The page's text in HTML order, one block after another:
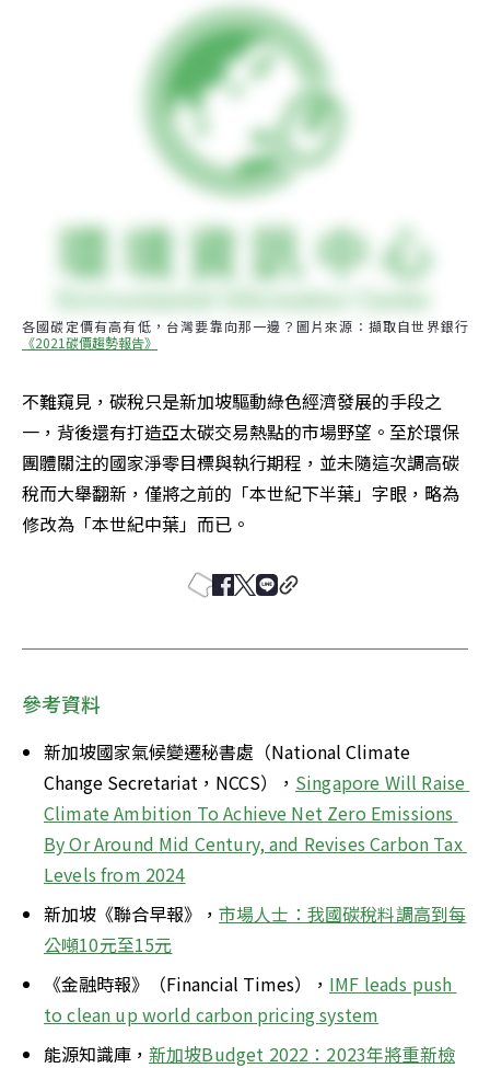
各國碳定價有高有低，台灣要靠向那一邊？圖片來源：擷取自世界銀行
《2021碳價趨勢報告》
不難窺見，碳稅只是新加坡驅動綠色經濟發展的手段之
一，背後還有打造亞太碳交易熱點的市場野望。至於環保
團體關注的國家淨零目標與執行期程，並未隨這次調高碳
稅而大舉翻新，僅將之前的「本世紀下半葉」字眼，略為
修改為「本世紀中葉」而已。
參考資料
新加坡國家氣候變遷秘書處（National Climate
Change Secretariat，NCCS）， Singapore Will Raise
Climate Ambition To Achieve Net Zero Emissions
By Or Around Mid Century, and Revises Carbon Tax
Levels from 2024
新加坡《聯合早報》， 市場人士：我國碳稅料調高到每
公噸10元至15元
《金融時報》（Financial Times）， IMF leads push
to clean up world carbon pricing system
能源知識庫， 新加坡Budget 2022：2023年將重新檢